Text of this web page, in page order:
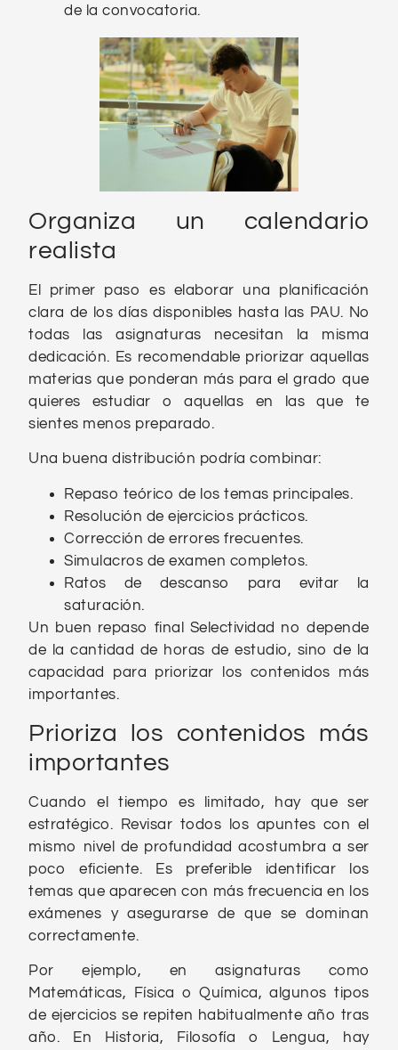
de la convocatoria.
Organiza un calendario
realista
El primer paso es elaborar una planificación
clara de los días disponibles hasta las PAU. No
todas las asignaturas necesitan la misma
dedicación. Es recomendable priorizar aquellas
materias que ponderan más para el grado que
quieres estudiar o aquellas en las que te
sientes menos preparado.
Una buena distribución podría combinar:
Repaso teórico de los temas principales.
Resolución de ejercicios prácticos.
Corrección de errores frecuentes.
Simulacros de examen completos.
Ratos de descanso para evitar la
saturación.
Un buen repaso final Selectividad no depende
de la cantidad de horas de estudio, sino de la
capacidad para priorizar los contenidos más
importantes.
Prioriza los contenidos más
importantes
Cuando el tiempo es limitado, hay que ser
estratégico. Revisar todos los apuntes con el
mismo nivel de profundidad acostumbra a ser
poco eficiente. Es preferible identificar los
temas que aparecen con más frecuencia en los
exámenes y asegurarse de que se dominan
correctamente.
Por ejemplo, en asignaturas como
Matemáticas, Física o Química, algunos tipos
de ejercicios se repiten habitualmente año tras
año. En Historia, Filosofía o Lengua, hay